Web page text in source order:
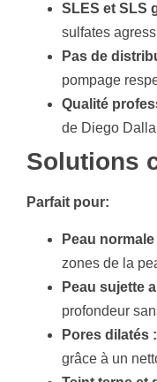
SLES et SLS
sulfates
Pas de
pompage
Qualité
de Diego
Solutions
Parfait pour:
Peau
zones de la
Peau sujette
profondeur
Pores dilatés :
grâce à un